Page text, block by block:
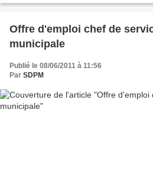
Offre d'emploi chef de
municipale
Publié le 08/06/2011 à 11:56
Par SDPM